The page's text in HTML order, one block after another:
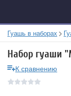
Гуашь в наборах
К сравнению